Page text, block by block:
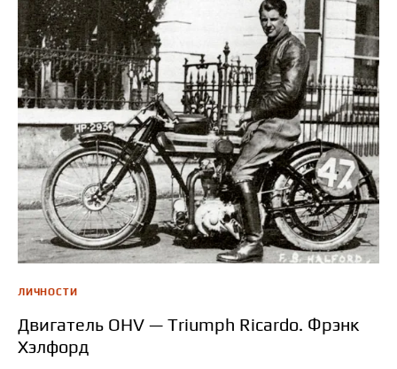
ЛИЧНОСТИ
Двигатель OHV — Triumph Ricardo. Фрэнк
Хэлфорд